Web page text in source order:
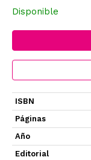
Disponible
ISBN
Páginas
Año
Editorial